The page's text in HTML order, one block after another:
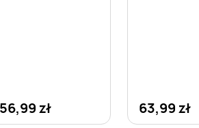
56,99 zł 63,99 zł